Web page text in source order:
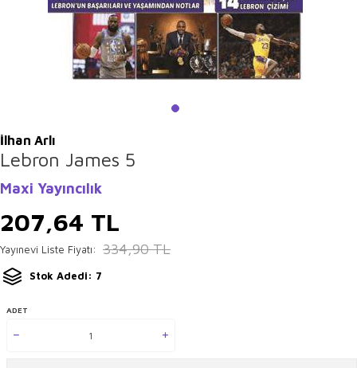
İlhan Arlı
Lebron James 5
Maxi Yayıncılık
207,64 TL
Yayınevi Liste Fiyatı: 334,90TL
Stok Adedi: 7
ADET